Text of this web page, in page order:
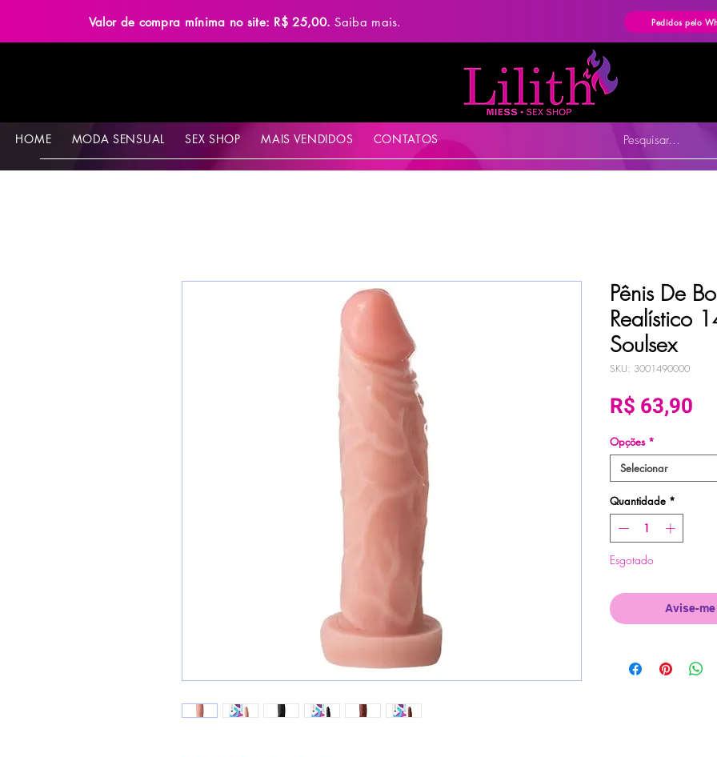
Valor de compra mínima no site: R$ 25,00.Saiba mais. Pedidos pelo
HOME MODA SENSUAL SEX SHOP MAIS VENDIDOS CONTATOS Pesquisar...
Pênis De
Realístico
Soulsex
SKU: 3001490000
R$ 63,90
Opções *
Selecionar
Quantidade *
Esgotado
Avise-